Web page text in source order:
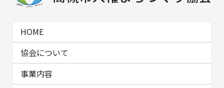
HOME
協会について
事業内容